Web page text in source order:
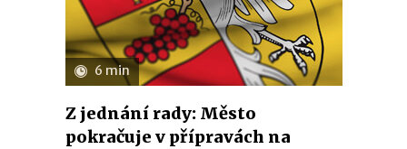
6 min
Z jednání rady: Město
pokračuje v přípravách na